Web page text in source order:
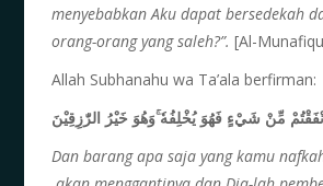
menyebabkan Aku dapat bersedekah
orang-orang yang saleh?”.[Al-
Allah Subhanahu wa Ta’ala berfirman:
مِّنْ شَيْءٍ فَهُوَ يُخْلِفُهٗ ۚوَهُوَ خَيْرُ الرّٰزِقِيْنَ
Dan barang apa saja yang kamu